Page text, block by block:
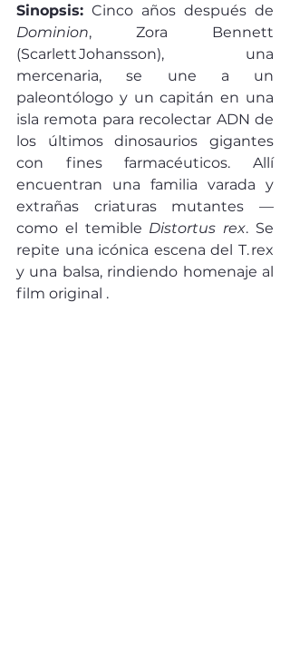
Sinopsis:
Dominion, Zora Bennett
(Scarlett Johansson), una
mercenaria, se une a un
paleontólogo y un capitán en una
isla remota para recolectar ADN de
los últimos dinosaurios gigantes
con fines farmacéuticos. Allí
encuentran una familia varada y
extrañas criaturas mutantes —
como el temible Distortus rex. Se
repite una icónica escena del T. rex
y una balsa, rindiendo homenaje al
film original .